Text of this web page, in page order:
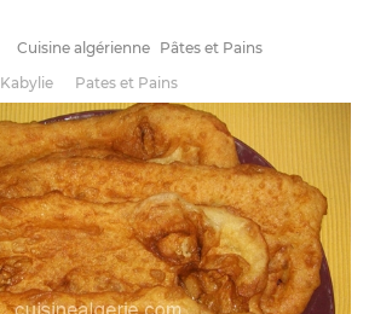
Cuisine algérienne
Pâtes et Pains
Kabylie Pates et Pains